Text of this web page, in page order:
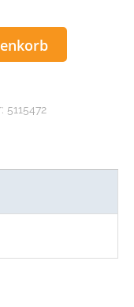
5115472